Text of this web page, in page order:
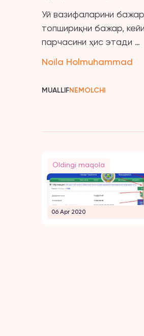
Уй вазифаларини
топшириқни бажар,
парчасини ҳис этади …
Noila Holmuhammad
MUALLIFNEMOLCHI
Oldingi maqola
06 Apr 2020